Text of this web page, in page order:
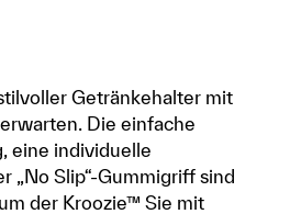
Getränkehalter mit
Die einfache
eine individuelle
„No Slip“-Gummigriff sind
der Kroozie™ Sie mit